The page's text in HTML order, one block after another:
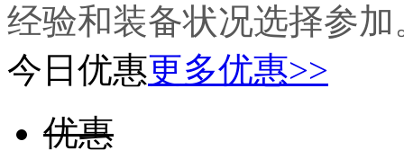
经验和装备状况选择参加
今日优惠更多优惠>>
优惠